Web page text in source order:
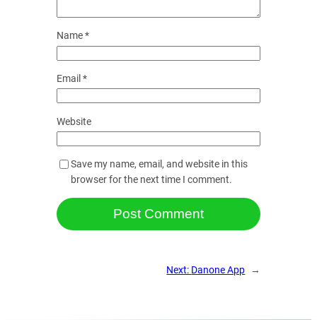
Name*
Email *
Website
Save my name, email, and website in this
browser for the next time I comment.
Next: Danone App →